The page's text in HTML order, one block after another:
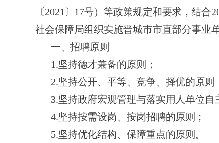
〔2021〕17号）等政策规定和要求，结
社会保障局组织实施晋城市市直部分事业
一、招聘原则
1.坚持德才兼备的原则；
2.坚持公开、平等、竞争、择优的原则
3.坚持政府宏观管理与落实用人单位自
4.坚持按需设岗、按岗招聘的原则；
5.坚持优化结构、保障重点的原则。